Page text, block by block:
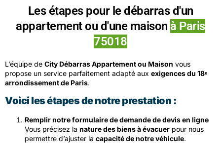
Les étapes pour le débarras d'un
appartement ou d'une maison à Paris
75018
L’équipe de City Débarras Appartement ou Maison vous
propose un service parfaitement adapté aux exigences du 18ᵉ
arrondissement de Paris.
Voici les étapes de notre prestation :
Remplir notre formulaire de demande de devis en ligne
Vous précisez la nature des biens à évacuer pour nous
permettre d’ajuster la capacité de notre véhicule.